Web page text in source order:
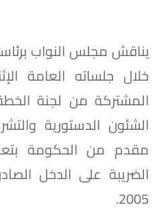
يناقش مجلس النواب
خلال جلساته العامة
المشتركة من لجنة
الشئون الدستورية
مقدم من الحكومة
2005.